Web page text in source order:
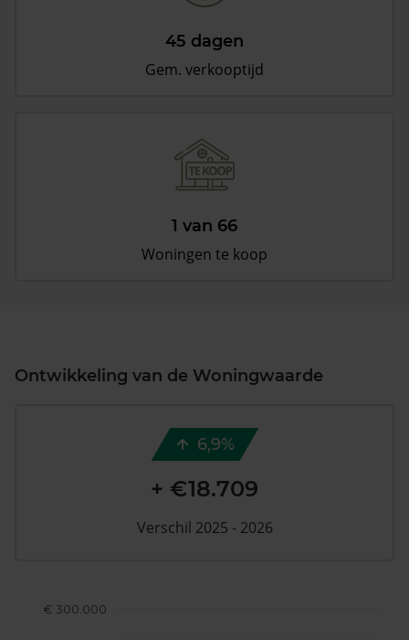
45 dagen
Gem. verkooptijd
1 van 66
Woningen te koop
Ontwikkeling van de Woningwaarde
€ 300.000
6,9%
+ €18.709
Verschil 2025 - 2026